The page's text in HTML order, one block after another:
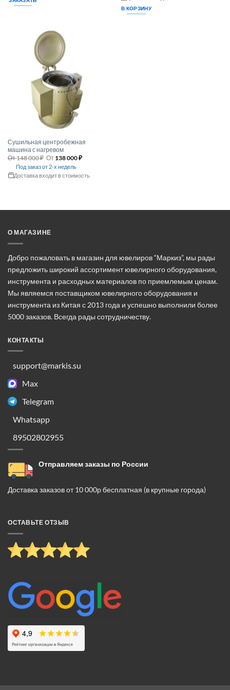
В КОРЗИНУ
Сушильная центробежная
машина с нагревом
От148 000₽ От 138 000₽
Под заказ от 2-х недель
Доставка входит в стоимость
Опции
можно
на
странице
товара.
О МАГАЗИНЕ
Добро пожаловать в магазин для ювелиров “Маркиз”, мы рады
предложить широкий ассортимент ювелирного оборудования,
инструмента и расходных материалов по приемлемым ценам.
Мы являемся поставщиком ювелирного оборудования и
инструмента из Китая с 2013 года и успешно выполнили более
5000 заказов. Всегда рады сотрудничеству.
КОНТАКТЫ
support@markis.su
Max
Telegram
Whatsapp
89502802955
Отправляем заказы по России
Доставка заказов от 10 000р бесплатная (в крупные города)
ОСТАВЬТЕ ОТЗЫВ